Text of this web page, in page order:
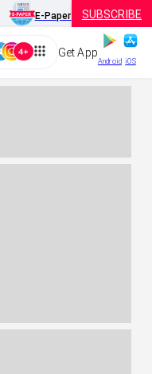
E-Paper SUBSCRIBE
Get App
Android iOS